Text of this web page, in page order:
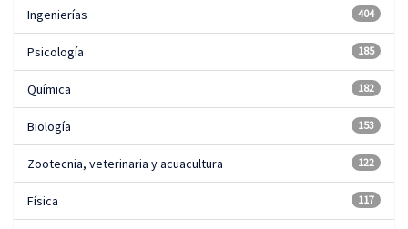
404
Ingenierías
185
Psicología
182
Química
153
Biología
122
Zootecnia, veterinaria y acuacultura
117
Física